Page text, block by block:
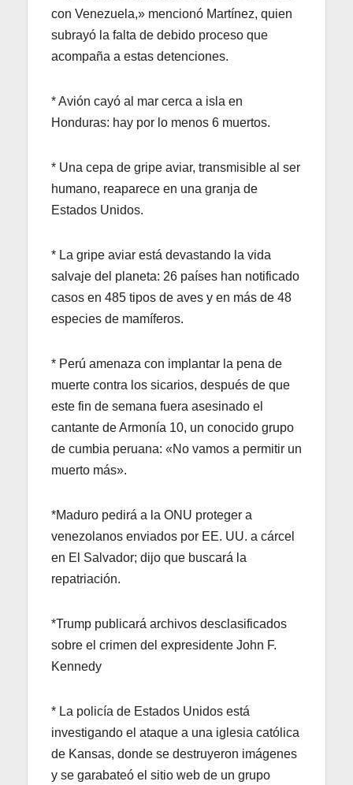
con Venezuela,» mencionó Martínez, quien
subrayó la falta de debido proceso que
acompaña a estas detenciones.
* Avión cayó al mar cerca a isla en
Honduras: hay por lo menos 6 muertos.
* Una cepa de gripe aviar, transmisible al ser
humano, reaparece en una granja de
Estados Unidos.
* La gripe aviar está devastando la vida
salvaje del planeta: 26 países han notificado
casos en 485 tipos de aves y en más de 48
especies de mamíferos.
* Perú amenaza con implantar la pena de
muerte contra los sicarios, después de que
este fin de semana fuera asesinado el
cantante de Armonía 10, un conocido grupo
de cumbia peruana: «No vamos a permitir un
muerto más».
*Maduro pedirá a la ONU proteger a
venezolanos enviados por EE. UU. a cárcel
en El Salvador; dijo que buscará la
repatriación.
*Trump publicará archivos desclasificados
sobre el crimen del expresidente John F.
Kennedy
* La policía de Estados Unidos está
investigando el ataque a una iglesia católica
de Kansas, donde se destruyeron imágenes
y se garabateó el sitio web de un grupo